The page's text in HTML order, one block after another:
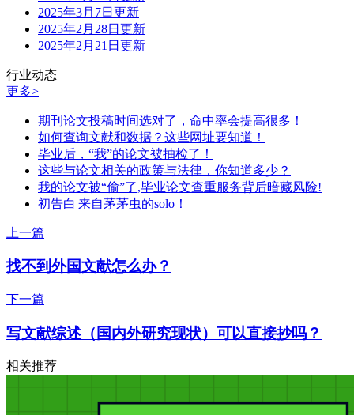
2025年3月7日更新
2025年2月28日更新
2025年2月21日更新
行业动态
更多>
期刊论文投稿时间选对了，命中率会提高很多！
如何查询文献和数据？这些网址要知道！
毕业后，“我”的论文被抽检了！
这些与论文相关的政策与法律，你知道多少？
我的论文被“偷”了,毕业论文查重服务背后暗藏风险!
初告白|来自茅茅虫的solo！
上一篇
找不到外国文献怎么办？
下一篇
写文献综述（国内外研究现状）可以直接抄吗？
相关推荐